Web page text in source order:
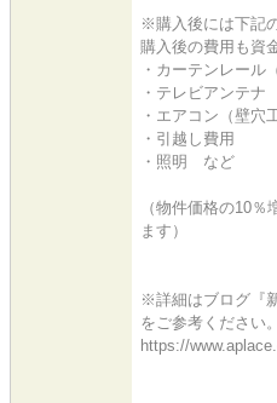
※購入後には下記
購入後の費用も資
・カーテンレール
・テレビアンテナ
・エアコン（壁穴
・引越し費用
・照明 など
（物件価格の10
ます）
※詳細はブログ『
をご参考ください。
https://